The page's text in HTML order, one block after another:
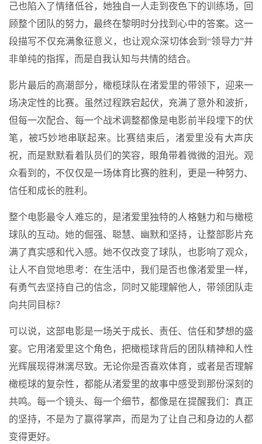
己也陷入了情绪低谷，她独自一人走到夜色下的训练场，回
顾整个团队的努力，最终在黎明时分找到心中的答案。这一
段描写不仅充满象征意义，也让观众深切体会到“领导力”并
非单纯的指挥，而是自我认知与共情的结合。
影片最后的高潮部分，橄榄球队在渚爱里的带领下，迎来一
场决定性的比赛。虽然过程跌宕起伏，充满了意外和波折，
但每一次配合、每一个战术调整都像是电影前半段埋下的伏
笔，被巧妙地串联起来。比赛结束后，渚爱里没有大声庆
祝，而是默默看着队员们的笑容，眼角带着微微的泪光。观
众看到的，不仅仅是一场体育比赛的胜利，更是一种努力、
信任和成长的胜利。
整个电影最令人难忘的，是渚爱里独特的人格魅力和与橄榄
球队的互动。她的倔强、聪慧、幽默和坚持，让整部影片充
满了真实感和代入感。她不仅改变了球队，也影响了观众，
让人不自觉地思考：在生活中，我们是否也像渚爱里一样，
有勇气去坚持自己的信念，同时又能理解他人，带领团队走
向共同目标？
可以说，这部电影是一场关于成长、责任、信任和梦想的盛
宴。它用渚爱里这个角色，把橄榄球背后的团队精神和人性
光辉展现得淋漓尽致。无论你是否喜欢体育，或者是否理解
橄榄球的复杂性，都能从渚爱里的故事中感受到那份深刻的
共鸣。每一个镜头、每一个细节，都像是在提醒我们：真正
的坚持，不是为了赢得掌声，而是为了让自己和身边的人都
变得更好。